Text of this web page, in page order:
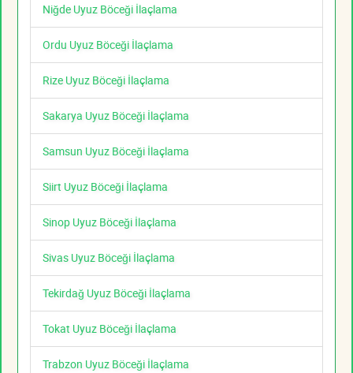
Niğde Uyuz Böceği İlaçlama
Ordu Uyuz Böceği İlaçlama
Rize Uyuz Böceği İlaçlama
Sakarya Uyuz Böceği İlaçlama
Samsun Uyuz Böceği İlaçlama
Siirt Uyuz Böceği İlaçlama
Sinop Uyuz Böceği İlaçlama
Sivas Uyuz Böceği İlaçlama
Tekirdağ Uyuz Böceği İlaçlama
Tokat Uyuz Böceği İlaçlama
Trabzon Uyuz Böceği İlaçlama